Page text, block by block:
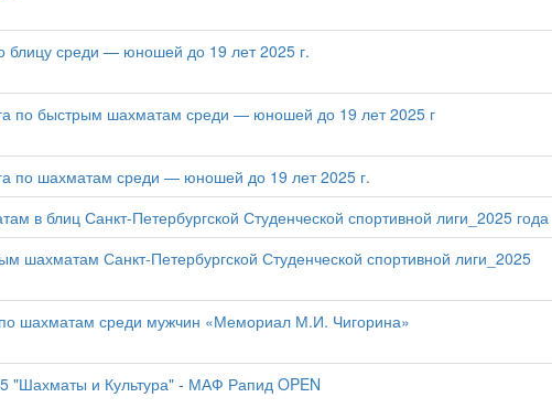
блицу среди — юношей до 19 лет 2025 г.
по быстрым шахматам среди — юношей до 19 лет 2025 г
по шахматам среди — юношей до 19 лет 2025 г.
в блиц Санкт-Петербургской Студенческой спортивной лиги_2025 года
шахматам Санкт-Петербургской Студенческой спортивной лиги_2025
шахматам среди мужчин «Мемориал М.И. Чигорина»
"Шахматы и Культура" - МАФ Рапид OPEN